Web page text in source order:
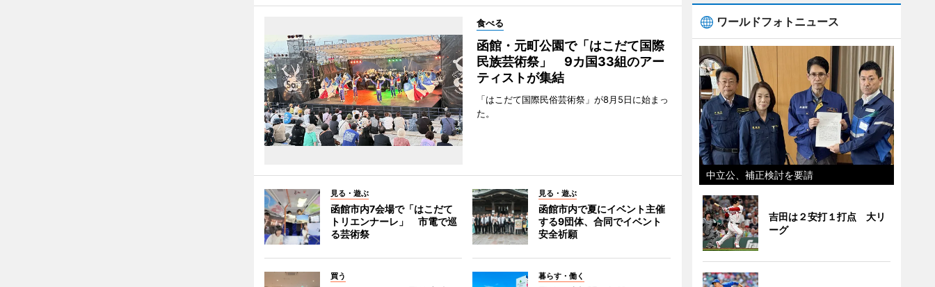
食べる
函館・元町公園で「はこだて国際
民族芸術祭」 9カ国33組のアー
ティストが集結
「はこだて国際民俗芸術祭」が8月5日に始まっ
た。
見る・遊ぶ
函館市内7会場で「はこだて
トリエンナーレ」 市電で巡
る芸術祭
見る・遊ぶ
函館市内で夏にイベント主催
する9団体、合同でイベント
安全祈願
買う 暮らす・働く
ワールドフォトニュース
中立公、補正検討を要請
吉田は２安打１打点 大リ
ーグ